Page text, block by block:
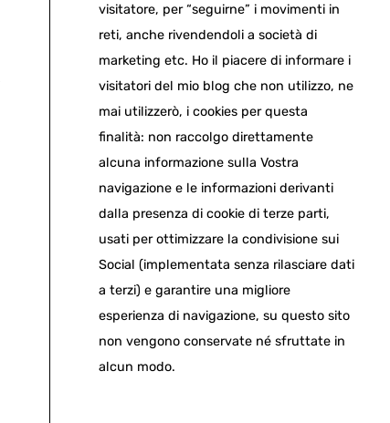
visitatore, per “seguirne” i movimenti in
reti, anche rivendendoli a società di
marketing etc. Ho il piacere di informare i
visitatori del mio blog che non utilizzo, ne
mai utilizzerò, i cookies per questa
finalità: non raccolgo direttamente
alcuna informazione sulla Vostra
navigazione e le informazioni derivanti
dalla presenza di cookie di terze parti,
usati per ottimizzare la condivisione sui
Social (implementata senza rilasciare dati
a terzi) e garantire una migliore
esperienza di navigazione, su questo sito
non vengono conservate né sfruttate in
alcun modo.